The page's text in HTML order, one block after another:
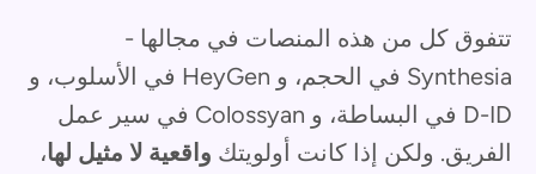
تتفوق كل من هذه المنصات في مجالها -
Synthesia في الحجم، و HeyGen في الأسلوب، و
D-ID في البساطة، و Colossyan في سير عمل
الفريق. ولكن إذا كانت أولويتك واقعية لا مثيل لها،